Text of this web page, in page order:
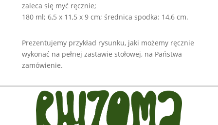
zaleca się myć ręcznie;
180 ml; 6,5 x 11,5 x 9 cm; średnica spodka: 14,6 cm.
Prezentujemy przykład rysunku, jaki możemy ręcznie
wykonać na pełnej zastawie stołowej, na Państwa
zamówienie.